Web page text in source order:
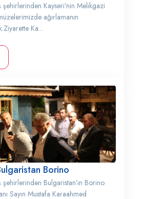
Kayseri’nin Melikgazi
ağırlamanın
Ka...
Borino
Bulgaristan’ın Borino
Sayın Mustafa Karaahmed